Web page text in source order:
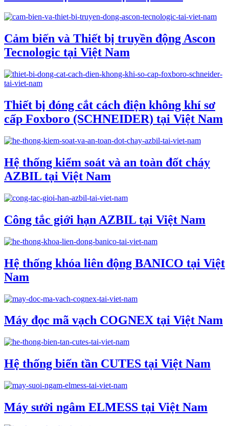
Cảm biến và Thiết bị truyền động Ascon
Tecnologic tại Việt Nam
Thiết bị đóng cắt cách điện không khí sơ
cấp Foxboro (SCHNEIDER) tại Việt Nam
Hệ thống kiểm soát và an toàn đốt cháy
AZBIL tại Việt Nam
Công tắc giới hạn AZBIL tại Việt Nam
Hệ thống khóa liên động BANICO tại Việt
Nam
Máy đọc mã vạch COGNEX tại Việt Nam
Hệ thống biến tần CUTES tại Việt Nam
Máy sưởi ngâm ELMESS tại Việt Nam